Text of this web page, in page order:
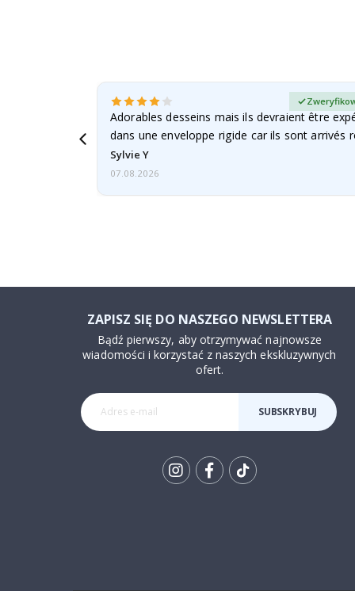
Adorables desseins mais ils devraient être
dans une enveloppe rigide car ils sont arrivés
Sylvie Y
07.08.2026
ZAPISZ SIĘ DO NASZEGO NEWSLETTERA
Bądź pierwszy, aby otrzymywać najnowsze
wiadomości i korzystać z naszych ekskluzywnych
ofert.
SUBSKRYBUJ